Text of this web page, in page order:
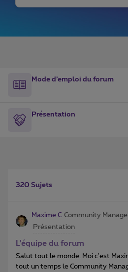
Mode d’emploi du forum
Présentation
320 Sujets
Maxime C Community
Présentation
L'équipe du forum
Salut tout le monde. Moi c'est
tout un temps le Community